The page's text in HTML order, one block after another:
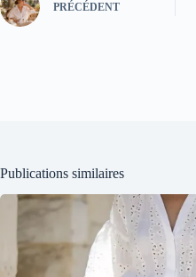
PRÉCÉDENT
Publications similaires